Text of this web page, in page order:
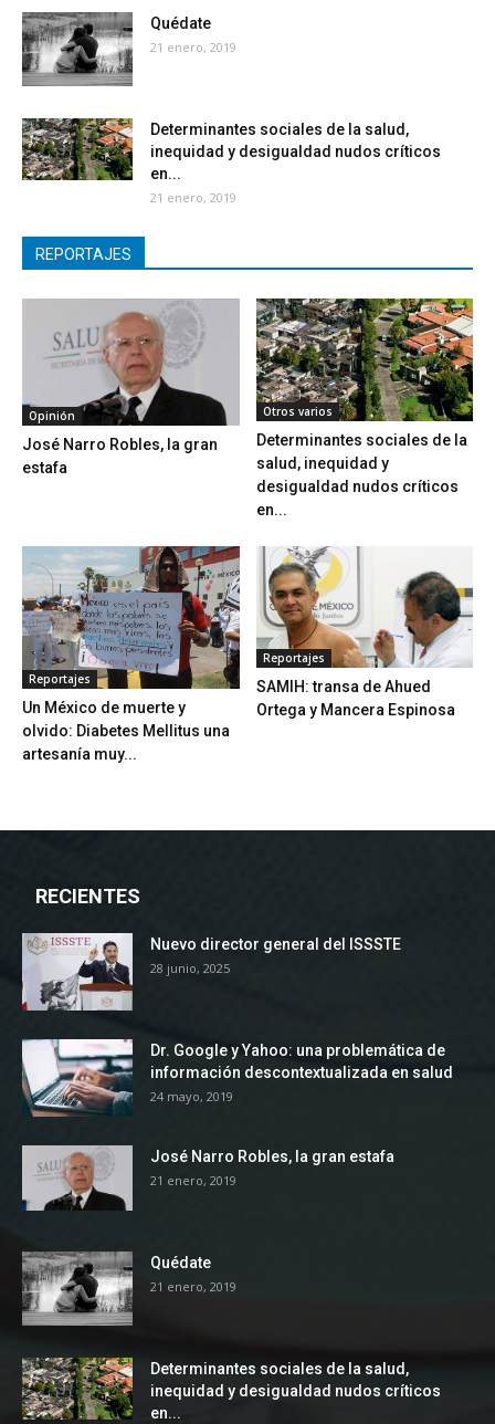
Quédate
21 enero, 2019
Determinantes sociales de la salud,
inequidad y desigualdad nudos críticos
en...
21 enero, 2019
REPORTAJES
Opinión
José Narro Robles, la gran
estafa
Otros varios
Determinantes sociales de la
salud, inequidad y
desigualdad nudos críticos
en...
Reportajes
Un México de muerte y
olvido: Diabetes Mellitus una
artesanía muy...
Reportajes
SAMIH: transa de Ahued
Ortega y Mancera Espinosa
RECIENTES
Nuevo director general del ISSSTE
28 junio, 2025
Dr. Google y Yahoo: una problemática de
información descontextualizada en salud
24 mayo, 2019
José Narro Robles, la gran estafa
21 enero, 2019
Quédate
21 enero, 2019
Determinantes sociales de la salud,
inequidad y desigualdad nudos críticos
en...